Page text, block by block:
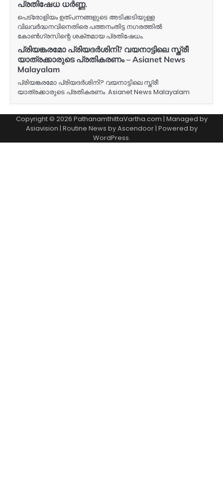
പ്രതിഷേധ ധർണ്ണ.
പെട്രോളിയം ഉത്പന്നങ്ങളുടെ അടിക്കടിയുള്ള
വിലവർദ്ധനവിനെതിരെ പത്തനംതിട്ട നഗരത്തിൽ
കോൺഗ്രസിന്റെ ശക്തമായ പ്രതിഷേധം.
പ്രിയങ്കരമോ പ്രിയദർശിനി? വയനാട്ടിലെ സ്ത്രീ
യാത്രക്കാരുടെ പ്രതികരണം – Asianet News
Malayalam
പ്രിയങ്കരമോ പ്രിയദർശിനി? വയനാട്ടിലെ സ്ത്രീ
യാത്രക്കാരുടെ പ്രതികരണം Asianet News Malayalam
Copyright © 2026 PathanamthittaVartha.com | Managed by
Asiavision | Routine News byAscendoor| Powered by
WordPress.